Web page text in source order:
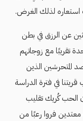
لذلك الغرض.
عن الرزق في بطن
تقريبًا مع زوجاتهم
المتحرشين الذين
في فترة الدراسة
بين عامي 2004 و2006. كان الحب كُريك تقليب
معتدين فروا رعبًا من